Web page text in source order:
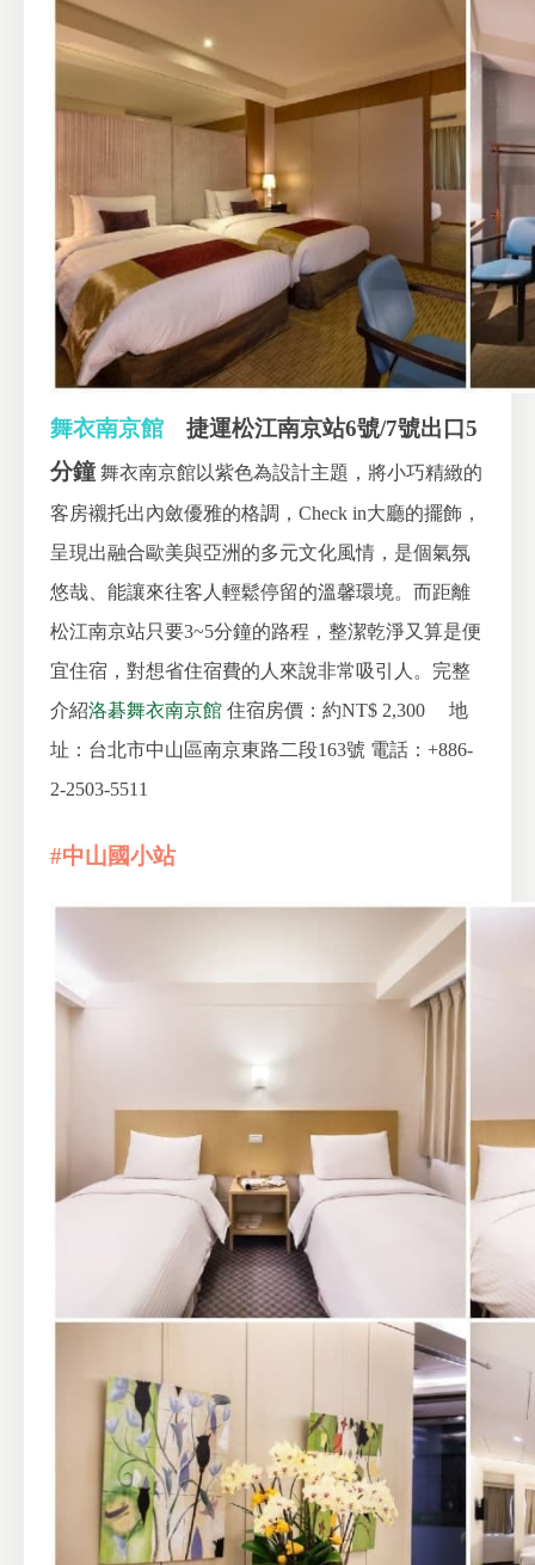
舞衣南京館 捷運松江南京站6號/7號出口5
分鐘 舞衣南京館以紫色為設計主題，將小巧精緻的
客房襯托出內斂優雅的格調，Check in大廳的擺飾，
呈現出融合歐美與亞洲的多元文化風情，是個氣氛
悠哉、能讓來往客人輕鬆停留的溫馨環境。而距離
松江南京站只要3~5分鐘的路程，整潔乾淨又算是便
宜住宿，對想省住宿費的人來說非常吸引人。完整
介紹洛碁舞衣南京館 住宿房價：約NT$ 2,300
地
址：台北市中山區南京東路二段163號 電話：+886-
2-2503-5511
#中山國小站